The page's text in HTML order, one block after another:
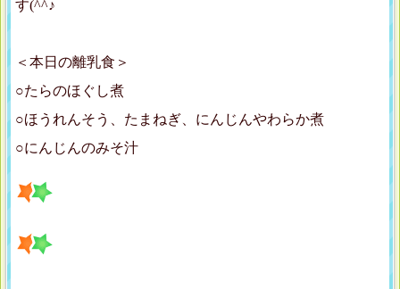
す(^^♪
＜本日の離乳食＞
○たらのほぐし煮
○ほうれんそう、たまねぎ、にんじんやわらか煮
○にんじんのみそ汁